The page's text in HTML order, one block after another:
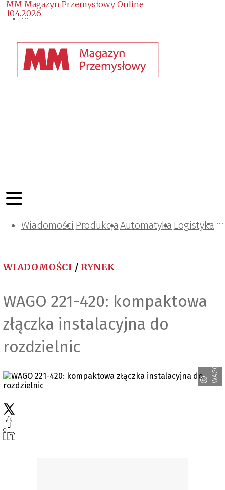
Wiadomości ProdukcjaAutomatyka Logistyka
Projektowanie i konstrukcje
Zarządzanie i IT
Tematy specjalne
WIADOMOŚCI / RYNEK
WAGO 221-420: kompaktowa
złączka instalacyjna do
rozdzielnic
WAGO
MM Magazyn Przemysłowy Online
10.4.2026